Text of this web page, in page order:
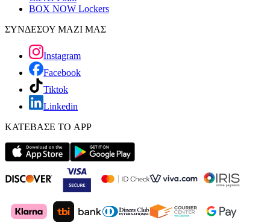
BOX NOW Lockers
ΣΥΝΔΕΣΟΥ ΜΑΖΙ ΜΑΣ
Instagram
Facebook
Tiktok
Linkedin
ΚΑΤΕΒΑΣΕ ΤΟ APP